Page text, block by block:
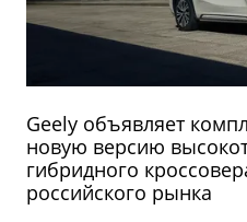
Geely объявляет
новую версию
гибридного
российского рынка